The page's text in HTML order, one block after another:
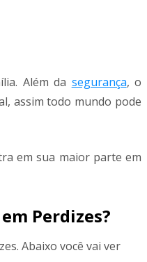
Além da segurança, o
assim todo mundo pode
em sua maior parte em
Perdizes?
Abaixo você vai ver